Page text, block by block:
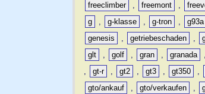
freeclimber
, freemont ,
g
, g-klasse , g-tron , g93a
genesis
, getriebeschaden ,
glt
, golf , gran , granada ,
,
gt-r , gt2 , gt3 , gt350 ,
gto/ankauf
, gto/verkaufen ,